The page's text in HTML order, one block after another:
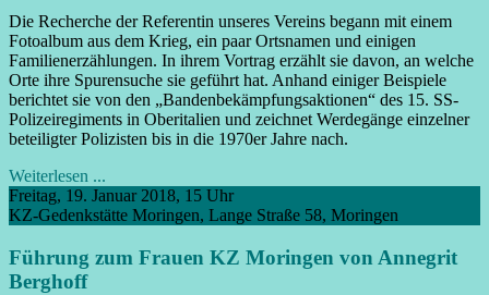
Die Recherche der Referentin unseres Vereins begann mit einem
Foto­album aus dem Krieg, ein paar Orts­namen und einigen
Familien­erzählungen. In ihrem Vortrag erzählt sie davon, an welche
Orte ihre Spuren­suche sie geführt hat. Anhand einiger Beispiele
berichtet sie von den „Banden­bekämpfungs­aktionen“ des 15. SS-
Polizei­regiments in Ober­italien und zeichnet Werde­gänge einzelner
beteiligter Polizisten bis in die 1970er Jahre nach.
Weiterlesen ...
Freitag, 19. Januar 2018, 15 Uhr
KZ-Gedenkstätte Moringen, Lange Straße 58, Moringen
Führung zum Frauen KZ Moringen von Annegrit
Berghoff